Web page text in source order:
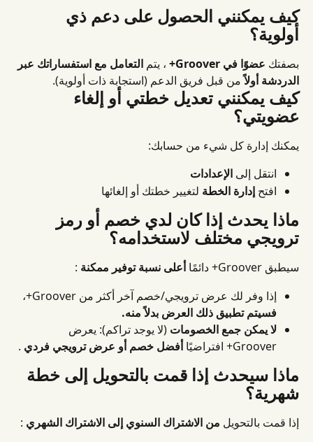
كيف يمكنني الحصول على دعم ذي
أولوية؟
بصفتك عضوًا في Groover+ ، يتم التعامل مع استفساراتك عبر
الدردشة أولاً من قبل فريق الدعم (استجابة ذات أولوية).
كيف يمكنني تعديل خطتي أو إلغاء
عضويتي؟
يمكنك إدارة كل شيء من حسابك:
انتقل إلى الإعدادات
افتح إدارة الخطة لتغيير خطتك أو إلغائها
ماذا يحدث إذا كان لدي خصم أو رمز
ترويجي مختلف لاستخدامه؟
سيطبق Groover+ دائمًا أعلى نسبة توفير ممكنة :
إذا وفر لك عرض ترويجي/خصم آخر أكثر من Groover+،
فسيتم تطبيق ذلك العرض بدلاً منه.
لا يمكن جمع الخصومات (لا يوجد تراكم): يعرض
Groover+ افتراضيًا
أفضل خصم أو عرض ترويجي فردي .
ماذا سيحدث إذا قمت بالتحويل إلى خطة
شهرية؟
إذا قمت بالتحويل من الاشتراك السنوي إلى الاشتراك الشهري :